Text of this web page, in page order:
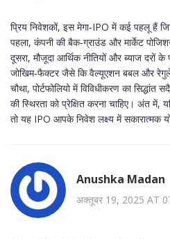
प्रिय निवेशकों, इस मेगा‑IPO में कई पहलू हैं
पहला, कंपनी की बैक‑ग्राउंड और मार्केट
दूसरा, मौजूदा आर्थिक नीतियों और ब्याज दरों के
जोखिम‑फैक्टर जैसे कि वैल्यूएशन बबल और
चौथा, पोर्टफोलियो में विविधीकरण का सिद्धांत
की स्थिरता को प्रेक्षित करना चाहिए। अंत
तो यह IPO आपके निवेश लक्ष्य में सकारात्मक
Anushka Madan
अक्तूबर 19, 2025 AT